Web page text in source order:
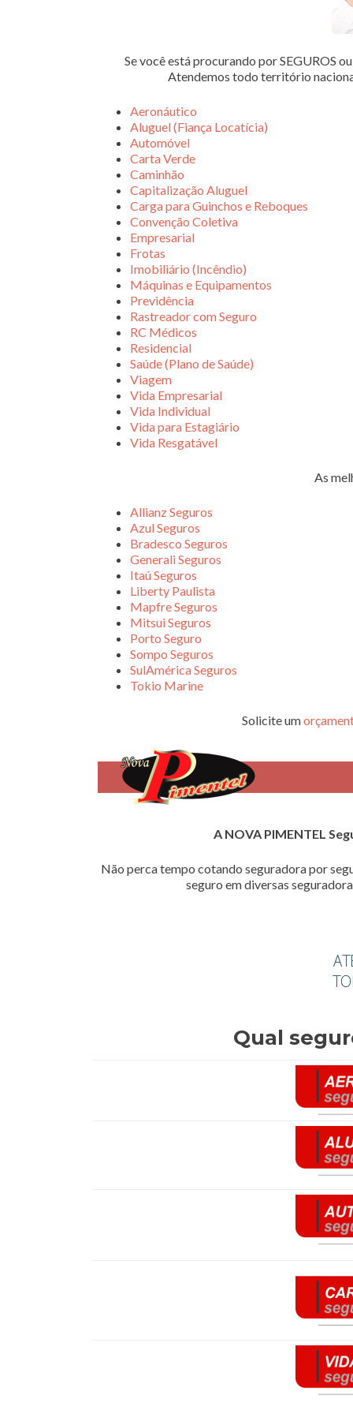
Se você está procurando por SEGUROS
Atendemos todo território
Aeronáutico
Aluguel (Fiança Locatícia)
Automóvel
Carta Verde
Caminhão
Capitalização Aluguel
Carga para Guinchos e Reboques
Convenção Coletiva
Empresarial
Frotas
Imobiliário (Incêndio)
Máquinas e Equipamentos
Previdência
Rastreador com Seguro
RC Médicos
Residencial
Saúde (Plano de Saúde)
Viagem
Vida Empresarial
Vida Individual
Vida para Estagiário
Vida Resgatável
As
Allianz Seguros
Azul Seguros
Bradesco Seguros
Generali Seguros
Itaú Seguros
Liberty Paulista
Mapfre Seguros
Mitsui Seguros
Porto Seguro
Sompo Seguros
SulAmérica Seguros
Tokio Marine
Solicite um
A NOVA PIMENTEL
Não perca tempo cotando seguradora por
seguro em diversas
Qual